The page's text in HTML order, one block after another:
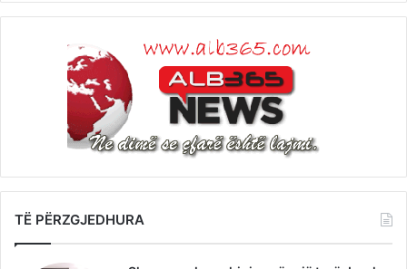
TË PËRZGJEDHURA